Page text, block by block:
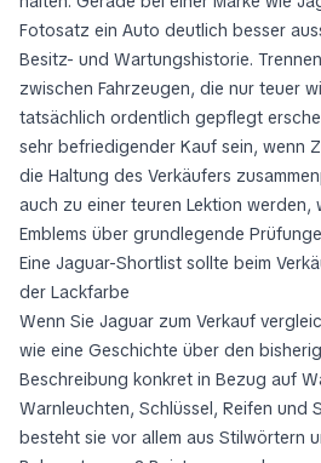
Fotosatz ein Auto deutlich besser
Besitz- und Wartungshistorie.
zwischen Fahrzeugen, die nur teuer
tatsächlich ordentlich gepflegt
sehr befriedigender Kauf sein, wenn
die Haltung des Verkäufers
auch zu einer teuren Lektion werden,
Emblems über grundlegende
Eine Jaguar-Shortlist sollte beim
der Lackfarbe
Wenn Sie Jaguar zum Verkauf
wie eine Geschichte über den
Beschreibung konkret in Bezug auf
Warnleuchten, Schlüssel, Reifen und
besteht sie vor allem aus Stilwörtern